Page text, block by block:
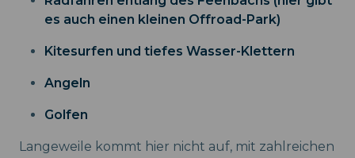
es auch einen kleinen Offroad-Park)
Kitesurfen und tiefes Wasser-Klettern
Angeln
Golfen
Langeweile kommt hier nicht auf, mit zahlreichen